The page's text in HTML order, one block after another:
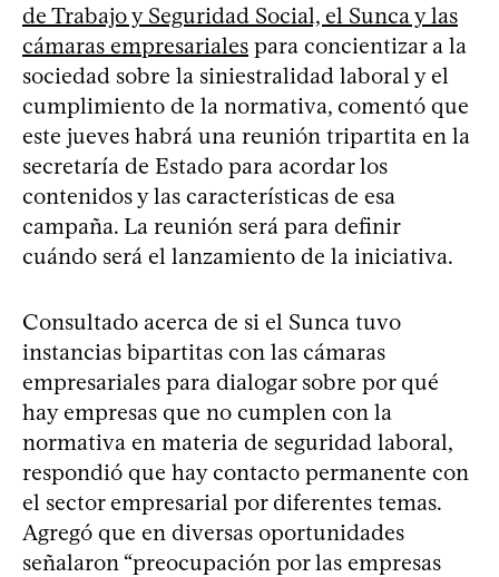
de Trabajo y Seguridad Social, el Sunca y las
cámaras empresariales para concientizar a la
sociedad sobre la siniestralidad laboral y el
cumplimiento de la normativa, comentó que
este jueves habrá una reunión tripartita en la
secretaría de Estado para acordar los
contenidos y las características de esa
campaña. La reunión será para definir
cuándo será el lanzamiento de la iniciativa.
Consultado acerca de si el Sunca tuvo
instancias bipartitas con las cámaras
empresariales para dialogar sobre por qué
hay empresas que no cumplen con la
normativa en materia de seguridad laboral,
respondió que hay contacto permanente con
el sector empresarial por diferentes temas.
Agregó que en diversas oportunidades
señalaron “preocupación por las empresas